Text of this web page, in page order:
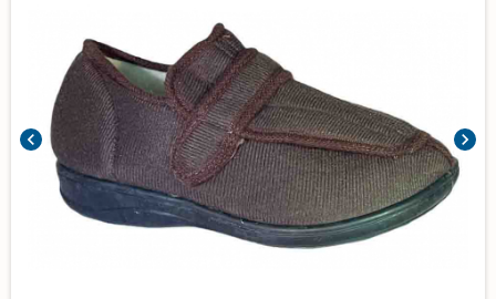
chevron_left chevron_right